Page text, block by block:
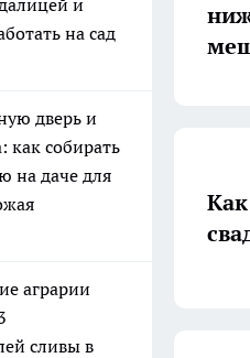
и
на сад
дверь и
как собирать
на даче для
аграрии
сливы в